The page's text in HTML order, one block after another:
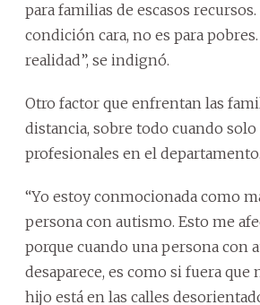
para familias de escasos recursos.
condición cara, no es para
realidad”, se indignó.
Otro factor que enfrentan las
distancia, sobre todo cuando
profesionales en el departamento.
“Yo estoy conmocionada como
persona con autismo. Esto me
porque cuando una persona con
desaparece, es como si fuera que
hijo está en las calles